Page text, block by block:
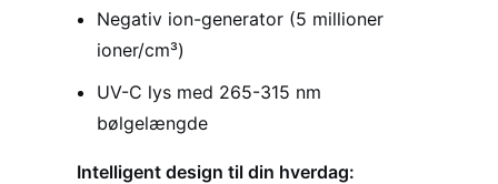
Negativ ion-generator (5 millioner
ioner/cm³)
UV-C lys med 265-315 nm
bølgelængde
Intelligent design til din hverdag: